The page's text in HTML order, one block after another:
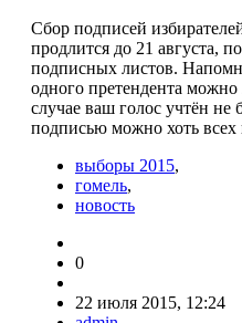
Сбор подписей
продлит­ся до 21 августа,
подписных листов.
одного претен­дента
случае ваш голос учтён не
подпи­сью можно хоть всех
выборы 2015,
гомель,
новость
0
22 июля 2015, 12:24